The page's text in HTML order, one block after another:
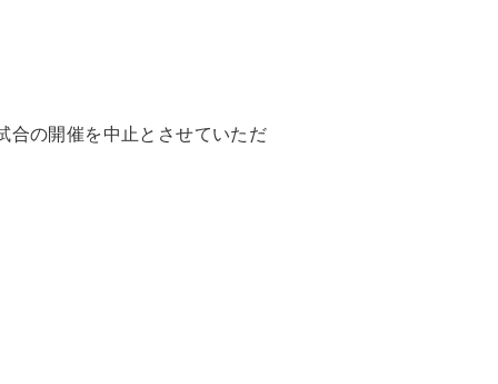
合の開催を中止とさせていただ